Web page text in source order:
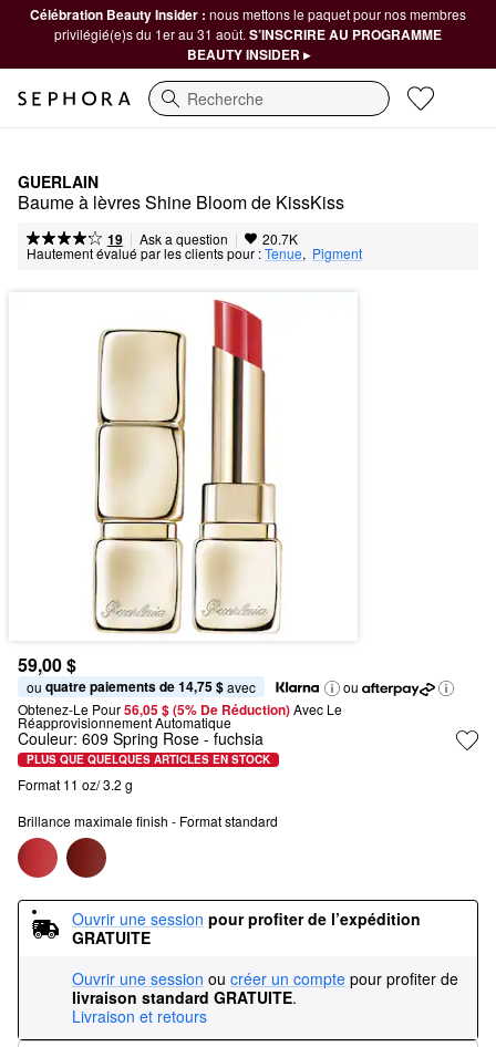
Célébration Beauty Insider : nous mettons le paquet pour nos membres
privilégié(e)s du 1er au 31 août. S’INSCRIRE AU PROGRAMME
BEAUTY INSIDER ▸
Recherche
GUERLAIN
Baume à lèvres Shine Bloom de KissKiss
19 | Ask a question | 20.7K
Hautement évalué par les clients pour :Tenue, Pigment
59,00 $
ou quatre paiements de 14,75 $ avec
ou
Obtenez-Le Pour56,05 $ (5% De Réduction) Avec Le
Réapprovisionnement Automatique
Couleur: 609 Spring Rose - fuchsia
PLUS QUE QUELQUES ARTICLES EN STOCK
Format 11 oz/ 3.2 g
Brillance maximale finish - Format standard
Ouvrir une session pour profiter de l’expédition
GRATUITE
Ouvrir une session ou créer un compte pour profiter de
livraison standard GRATUITE.
Livraison et retours